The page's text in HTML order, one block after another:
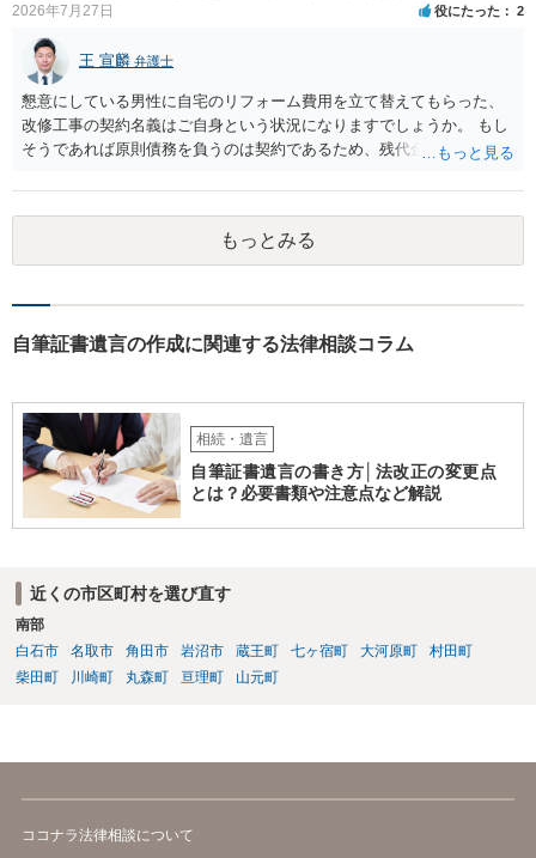
2026年7月27日 役にたった 2
王 宣麟 弁護士
懇意にしている男性に自宅のリフォーム費用を立て替えてもらった、
改修工事の契約名義はご自身という状況になりますでしょうか。 もし
そうであれば原則債務を負うのは契約であるため、残代金を捻出して
ます。 入籍した場合でも、原則契約者が単独で全ての債務を負うこと
には変わりがありません。 なかなか対応に難しい案件であり、公開の
場でアドバイスを行うのも限界があるように思われますので、資料等
を持参のうえ個別に弁護士に相談されることをお勧めします。
もっとみる
自筆証書遺言の作成に関連する法律相談コラム
相続・遺言
自筆証書遺言の書き方│法改正の変更点
とは？必要書類や注意点など解説
近くの市区町村を選び直す
南部
白石市
名取市 角田市 岩沼市 蔵王町 七ヶ宿町 大河原町
村田町
柴田町
川崎町 丸森町 亘理町 山元町
ココナラ法律相談について